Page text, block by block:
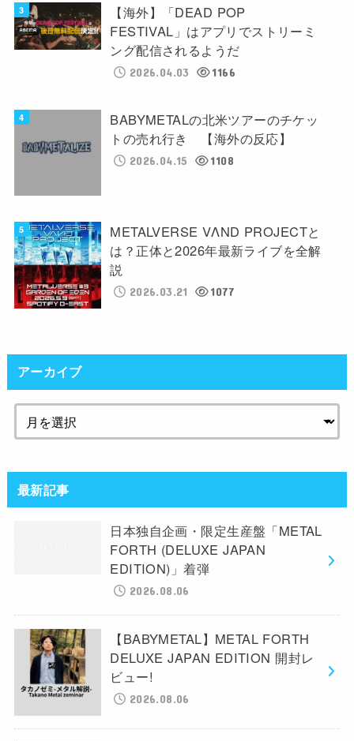
【海外】「DEAD POP
FESTIVAL」はアプリでストリーミ
ング配信されるようだ
2026.04.03 1166
BABYMETALの北米ツアーのチケッ
トの売れ行き 【海外の反応】
2026.04.15 1108
METALVERSE VΛND PROJECTと
は？正体と2026年最新ライブを全解
説
2026.03.21 1077
アーカイブ
最新記事
日本独自企画・限定生産盤「METAL
FORTH (DELUXE JAPAN
EDITION)」着弾
2026.08.06
【BABYMETAL】METAL FORTH
DELUXE JAPAN EDITION 開封レ
ビュー!
2026.08.06